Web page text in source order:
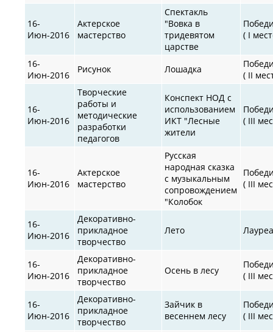
16-
Июн-2016
Актерское
мастерство
Спектакль
"Вовка в
тридевятом
царстве
( I
16-
Июн-2016
Рисунок Лошадка
( II
16-
Июн-2016
Творческие
работы и
методические
разработки
педагогов
Конспект НОД с
использованием
ИКТ "Лесные
жители
( III
16-
Июн-2016
Актерское
мастерство
Русская
народная сказка
с музыкальным
сопровождением
"Колобок
( III
16-
Июн-2016
Декоративно-
прикладное
творчество
Лето
16-
Июн-2016
Декоративно-
прикладное
творчество
Осень в лесу
( III
16-
Июн-2016
Декоративно-
прикладное
творчество
Зайчик в
весеннем лесу
( III